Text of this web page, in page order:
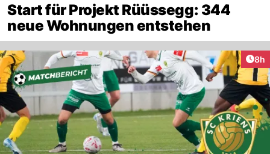
Start für Projekt Rüüssegg: 344
neue Wohnungen entstehen
8h